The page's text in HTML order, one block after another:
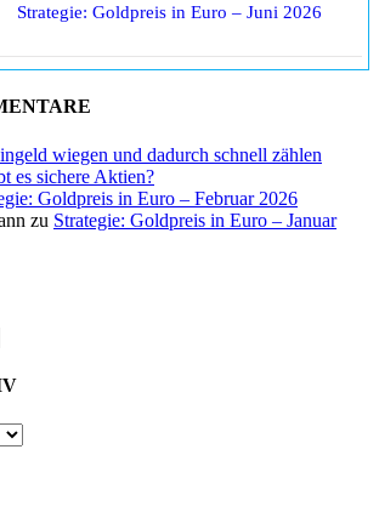
Strategie: Goldpreis in Euro – Juni 2026
wiegen und dadurch schnell zählen
es sichere Aktien?
Goldpreis in Euro – Februar 2026
zu Strategie: Goldpreis in Euro – Januar